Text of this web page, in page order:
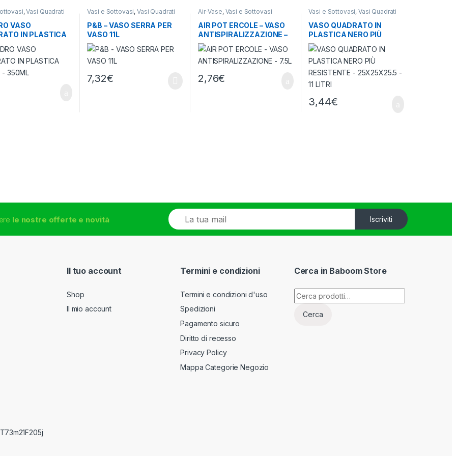
,Vasi Quadrati
VASO
IN PLASTICA
350ML
Vasi e Sottovasi, Vasi Quadrati
P&B – VASO SERRA PER
VASO 11L
7,32€
Air-Vase, Vasi e Sottovasi
AIR POT ERCOLE – VASO
ANTISPIRALIZZAZIONE –
7.5L
2,76€
Vasi e Sottovasi, Vasi Quadrati
VASO QUADRATO IN
PLASTICA NERO PIÙ
RESISTENTE –
25X25X25.5 – 11 LITRI
3,44€
le nostre offerte e novità
E
m
a
Iscriviti
Il tuo account
Shop
Il mio account
Termini e condizioni
Termini e condizioni d'uso
Spedizioni
Pagamento sicuro
Diritto di recesso
Privacy Policy
Mappa Categorie Negozio
Cerca in Baboom Store
Cerca:
Cerca